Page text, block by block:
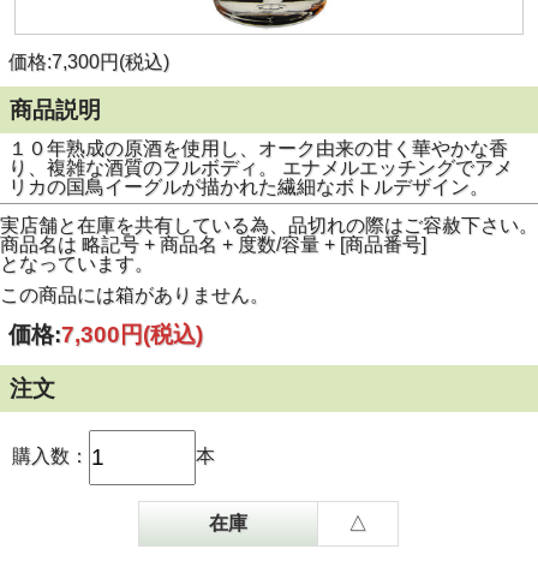
価格:7,300円(税込)
商品説明
１０年熟成の原酒を使用し、オーク由来の甘く華やかな香
り、複雑な酒質のフルボディ。 エナメルエッチングでアメ
リカの国鳥イーグルが描かれた繊細なボトルデザイン。
実店舗と在庫を共有している為、品切れの際はご容赦下さい。
商品名は 略記号 + 商品名 + 度数/容量 + [商品番号]
となっています。
この商品には箱がありません。
価格:7,300円(税込)
注文
購入数： 本
在庫 △